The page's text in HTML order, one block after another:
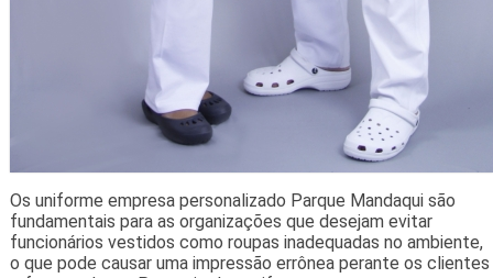
Os uniforme empresa personalizado Parque Mandaqui são
fundamentais para as organizações que desejam evitar
funcionários vestidos como roupas inadequadas no ambiente,
o que pode causar uma impressão errônea perante os clientes